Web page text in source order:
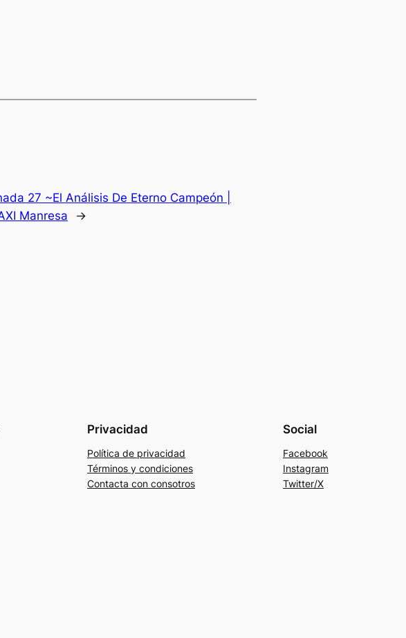
27 ~El Análisis De Eterno Campeón |
Manresa
→
Privacidad
Política de privacidad
Términos y condiciones
Contacta con consotros
Social
Facebook
Instagram
Twitter/X